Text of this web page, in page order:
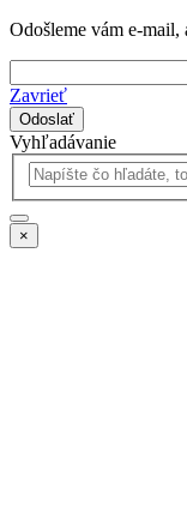
Odošleme vám e-mail,
Zavrieť
Odoslať
Vyhľadávanie
×